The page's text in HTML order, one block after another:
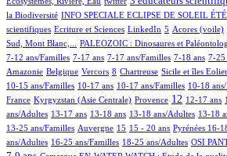
la Biodiversité
32/554 INFO SPECIALE ECLIPSE DE SOLEIL
1/554
25/554
scientifiques
1/554 Ecriture et Sciences
1/554 LinkedIn
16/554 5
3/554 Acores (voile)
9/554
Sud, Mont Blanc,...
41/554 PALEOZOIC : Dinosaures et
2/554
4/554
1/554
20/554
39/554
11/554
38/554
7-12 ans/Familles
2/554 7-17 ans
22/554 7-17 ans/Familles
20/554 7-18 ans
2/554 7-25
7/554
2/554
Amazonie
1/554 Belgique
1/554 Vercors
34/554 8
1/554 Chartreuse
5/554 Sicile et îles
55/554
3/554
1/554
10-15 ans/Familles
6/554 10-17 ans
6/554 10-17 ans/Familles
4/554 10-18
34/554
32/554
6/554
France
45/554Kyrgyzstan (Asie Centrale)
114/554 Provence
247/554 12
14/554 12-17 ans
1/554
1/554
ans/Adultes
84/554 13-17 ans
7/554 13-18 ans
25/554 13-18 ans/Adultes
7/554 13-18
1/554
3/554
13-25 ans/Familles
3/554 Auvergne
111/554 15
16/554 15 - 20 ans
34/554 Pyrénées
51/554 16-
2/554
2/554
ans/Adultes
2/554 16-25 ans/Familles
10/554 18-25 ans/Adultes
43/554 OSI
39/554
140/554